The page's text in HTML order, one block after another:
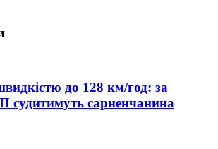
до 128 км/год: за
судитимуть сарненчанина